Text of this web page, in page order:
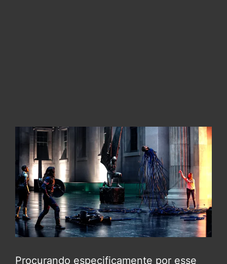
Procurando especificamente por esse